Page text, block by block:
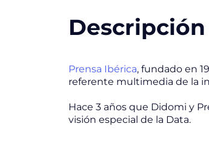
Prensa Ibérica, fundado en
referente multimedia de la
Hace 3 años que Didomi y
visión especial de la Data.